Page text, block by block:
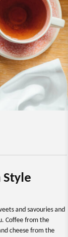
Style
and savouries and
Coffee from the
cheese from the